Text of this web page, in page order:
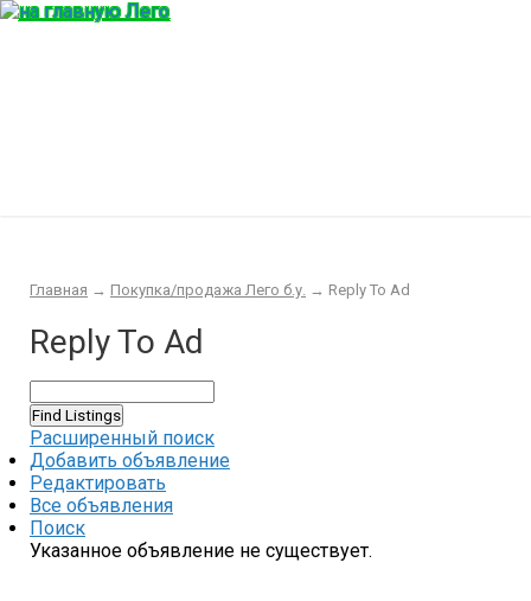
Главная → Покупка/продажа Лего б.у. → Reply To Ad
Reply To Ad
Расширенный поиск
Добавить объявление
Редактировать
Все объявления
Поиск
Указанное объявление не существует.